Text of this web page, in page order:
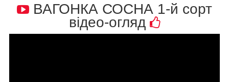
ВАГОНКА СОСНА 1-й сорт
відео-огляд